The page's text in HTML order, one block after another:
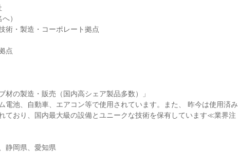
）
術・製造・コーポレート拠点
点
材の製造・販売（国内高シェア製品多数）」
電池、自動車、エアコン等で使用されています。また、 昨今は使用済み
ており、国内最大級の設備とユニークな技術を保有しています≪業界注
静岡県、愛知県